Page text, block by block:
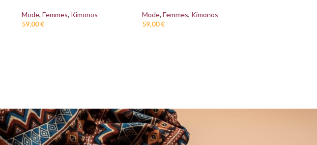
Mode, Femmes, Kimonos
59,00€
Mode, Femmes, Kimonos
59,00€